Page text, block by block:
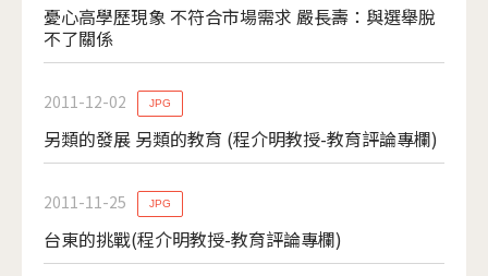
憂心高學歷現象 不符合市場需求 嚴長壽：與選舉脫
不了關係
2011-12-02
另類的發展 另類的教育 (程介明教授-教育評論專欄)
JPG
2011-11-25
台東的挑戰(程介明教授-教育評論專欄)
JPG